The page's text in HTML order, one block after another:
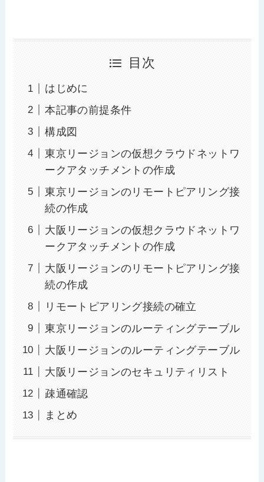
目次
はじめに
本記事の前提条件
構成図
東京リージョンの仮想クラウドネットワ
ークアタッチメントの作成
東京リージョンのリモートピアリング接
続の作成
大阪リージョンの仮想クラウドネットワ
ークアタッチメントの作成
大阪リージョンのリモートピアリング接
続の作成
リモートピアリング接続の確立
東京リージョンのルーティングテーブル
大阪リージョンのルーティングテーブル
大阪リージョンのセキュリティリスト
疎通確認
まとめ